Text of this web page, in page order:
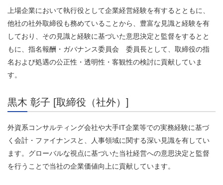
上場企業において執行役として企業経営経験を有するとともに、
他社の社外取締役も務めていることから、豊富な見識と経験を有
しており、その見識と経験に基づいた意思決定と監督をするとと
もに、指名報酬・ガバナンス委員会 委員長として、取締役の指
名および処遇の公正性・透明性・客観性の検討に貢献していま
す。
黒木 彰子 [取締役（社外）]​
外資系コンサルティング会社や大手IT企業等での実務経験に基づ
く会計・ファイナンスと、人事領域に関する深い見識を有してい
ます。グローバルな視点に基づいた当社経営への意思決定と監督
を行うことで当社の企業価値向上に貢献しています。